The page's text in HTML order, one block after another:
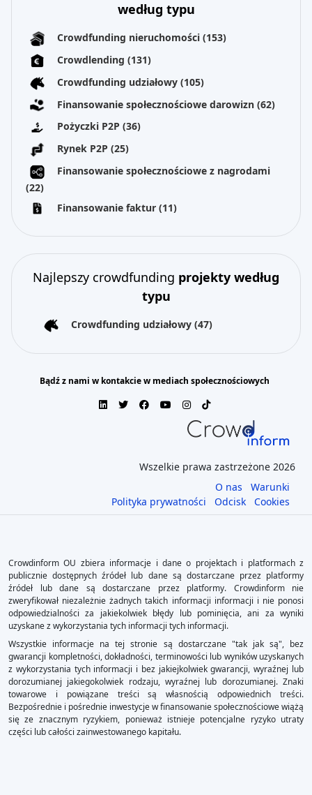
według typu
Crowdfunding nieruchomości (153)
Crowdlending (131)
Crowdfunding udziałowy (105)
Finansowanie społecznościowe darowizn (62)
Pożyczki P2P (36)
Rynek P2P (25)
Finansowanie społecznościowe z nagrodami
(22)
Finansowanie faktur (11)
Najlepszy crowdfunding projekty według
typu
Crowdfunding udziałowy (47)
Bądź z nami w kontakcie w mediach społecznościowych
Wszelkie prawa zastrzeżone 2026
O nas
Warunki
Polityka prywatności
Odcisk Cookies
Crowdinform OU zbiera informacje i dane o projektach i platformach z
publicznie dostępnych źródeł lub dane są dostarczane przez platformy
źródeł lub dane są dostarczane przez platformy. Crowdinform nie
zweryfikował niezależnie żadnych takich informacji informacji i nie ponosi
odpowiedzialności za jakiekolwiek błędy lub pominięcia, ani za wyniki
uzyskane z wykorzystania tych informacji tych informacji.
Wszystkie informacje na tej stronie są dostarczane "tak jak są", bez
gwarancji kompletności, dokładności, terminowości lub wyników uzyskanych
z wykorzystania tych informacji i bez jakiejkolwiek gwarancji, wyraźnej lub
dorozumianej jakiegokolwiek rodzaju, wyraźnej lub dorozumianej. Znaki
towarowe i powiązane treści są własnością odpowiednich treści.
Bezpośrednie i pośrednie inwestycje w finansowanie społecznościowe wiążą
się ze znacznym ryzykiem, ponieważ istnieje potencjalne ryzyko utraty
części lub całości zainwestowanego kapitału.